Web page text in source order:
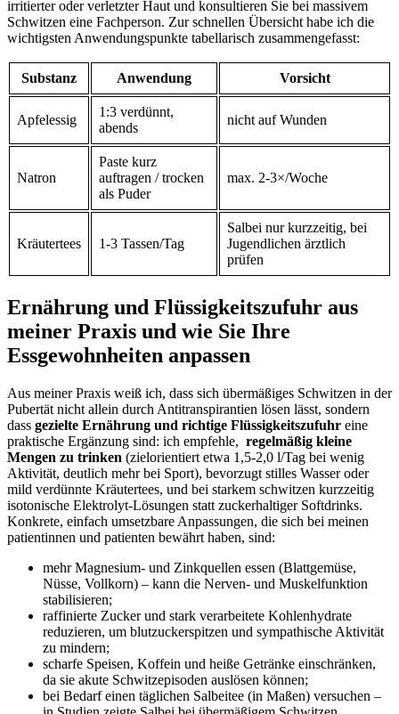
irritierter oder⁣ verletzter Haut und konsultieren Sie bei massivem
Schwitzen eine Fachperson. Zur schnellen Übersicht habe ich die
wichtigsten⁢ Anwendungspunkte tabellarisch⁤ zusammengefasst:
Substanz Anwendung Vorsicht
Apfelessig
1:3 verdünnt,⁢
abends
nicht auf​ Wunden
Natron
Paste kurz
auftragen ​/⁣ trocken
als Puder
max. 2-3×/Woche
Kräutertees 1-3 Tassen/Tag
Salbei ⁣nur kurzzeitig,​ bei
⁣Jugendlichen ärztlich
prüfen
Ernährung und Flüssigkeitszufuhr aus
meiner Praxis und‍ wie Sie Ihre
Essgewohnheiten anpassen
Aus meiner Praxis weiß ‌ich, dass sich übermäßiges Schwitzen in der
Pubertät nicht allein durch​ Antitranspirantien lösen lässt, sondern
dass gezielte​ Ernährung und richtige Flüssigkeitszufuhr eine
praktische Ergänzung sind: ⁤ich empfehle, ‍ regelmäßig kleine
Mengen zu ⁣trinken (zielorientiert etwa ‍1,5-2,0‍ l/Tag bei​ wenig
Aktivität, deutlich mehr bei⁢ Sport), bevorzugt ⁣stilles ⁣Wasser oder
mild verdünnte Kräutertees, und ⁢bei starkem schwitzen kurzzeitig
isotonische Elektrolyt-Lösungen statt zuckerhaltiger ‍Softdrinks.
Konkrete, einfach‍ umsetzbare​ Anpassungen, die sich​ bei meinen
patientinnen und patienten bewährt haben, sind:
mehr‍ Magnesium- und Zinkquellen essen (Blattgemüse,
Nüsse,⁤ Vollkorn) – kann die ‌Nerven- und Muskelfunktion
stabilisieren;
raffinierte ⁢Zucker und stark verarbeitete ⁢Kohlenhydrate‍
reduzieren, um ⁣blutzuckerspitzen⁤ und ‌sympathische Aktivität
zu mindern;
scharfe Speisen, ⁣Koffein und‍ heiße Getränke einschränken,
da sie akute Schwitzepisoden auslösen können;
bei Bedarf einen​ täglichen Salbeitee (in Maßen)⁢ versuchen‌ –